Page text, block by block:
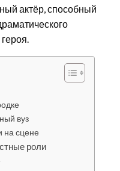
актёр, способный
вуз
на сцене
роли